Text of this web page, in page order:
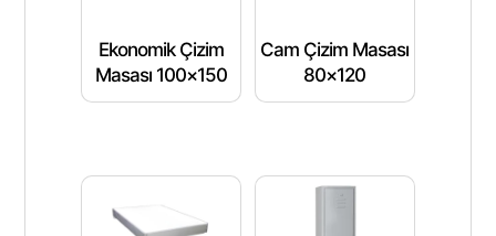
Ekonomik Çizim
Masası 100×150
Cam Çizim Masası
80×120